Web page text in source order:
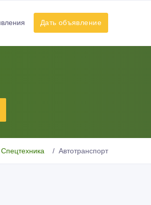
Дать объявление
Спецтехника Автотранспорт